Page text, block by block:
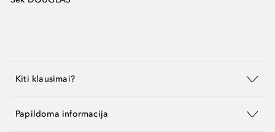
Kiti klausimai?
Papildoma informacija